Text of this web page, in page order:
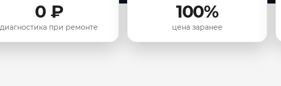
0 ₽
диагностика при ремонте
100%
цена заранее